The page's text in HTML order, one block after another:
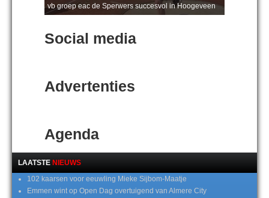
vb groep eac de Sperwers succesvol in Hoogeveen
Social media
Advertenties
Agenda
LAATSTE NIEUWS
102 kaarsen voor eeuwling Mieke Sijbom-Maatje
Emmen wint op Open Dag overtuigend van Almere City